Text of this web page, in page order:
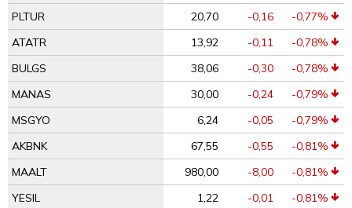
PLTUR
20,70 -0,16
-0,77%
ATATR
13,92 -0,11
-0,78%
BULGS
38,06 -0,30
-0,78%
MANAS
30,00 -0,24
-0,79%
MSGYO
6,24 -0,05
-0,79%
AKBNK
67,55 -0,55
-0,81%
MAALT
980,00 -8,00
-0,81%
YESIL
1,22 -0,01
-0,81%